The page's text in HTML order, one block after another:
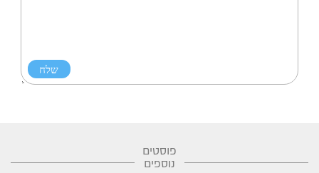
פוסטים
נוספים